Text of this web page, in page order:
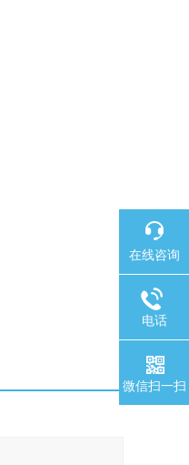
在线咨询
电话
微信扫一扫